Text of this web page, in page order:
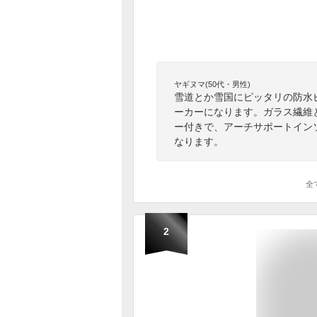
ヤギヌマ(50代・男性)
雪道とか雪国にピッタリの防
ーカーになります。ガラス繊
ー付きで、アーチサポートイ
なります。
全
2